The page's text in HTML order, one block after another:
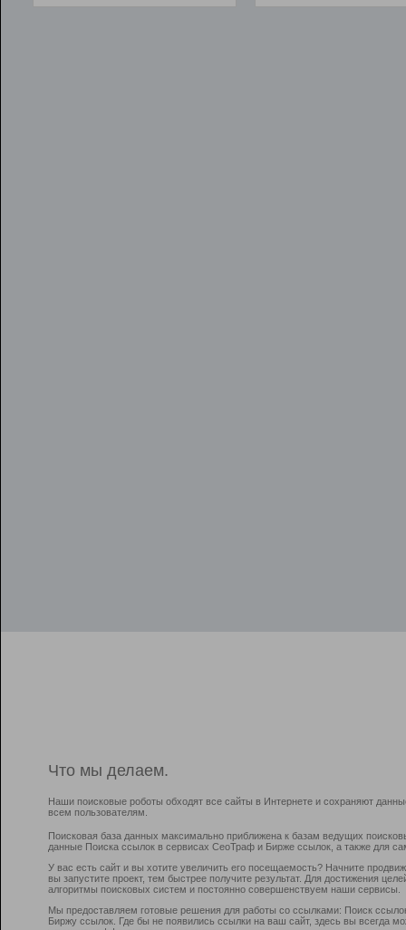
Что мы делаем.
Наши поисковые роботы обходят все сайты в Интернете и сохраняют
всем пользователям.
Поисковая база данных максимально приближена к базам ведущих
данные Поиска ссылок в сервисах СеоТраф и Бирже ссылок, а также для
У вас есть сайт и вы хотите увеличить его посещаемость? Начните
вы запустите проект, тем быстрее получите результат. Для достижения
алгоритмы поисковых систем и постоянно совершенствуем наши сервисы.
Мы предоставляем готовые решения для работы со ссылками: Поиск
Биржу ссылок. Где бы не появились ссылки на ваш сайт, здесь вы всегда